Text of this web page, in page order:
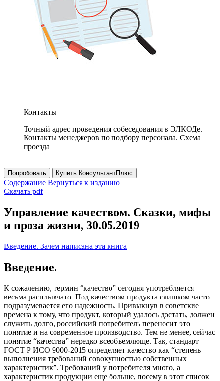
Контакты
Точный адрес проведения собеседования в ЭЛКОДе.
Контакты менеджеров по подбору персонала. Схема
проезда
Попробовать Купить КонсультантПлюс
Содержание Вернуться к изданию
Скачать pdf
Управление качеством. Сказки, мифы
и проза жизни, 30.05.2019
Введение. Зачем написана эта книга
Введение.
К сожалению, термин “качество” сегодня употребляется
весьма расплывчато. Под качеством продукта слишком часто
подразумевается его надежность. Привыкнув в советские
времена к тому, что продукт, который удалось достать, должен
служить долго, российский потребитель переносит это
понятие и на современное производство. Тем не менее, сейчас
понятие “качества” нередко всеобъемлюще. Так, стандарт
ГОСТ Р ИСО 9000-2015 определяет качество как “степень
выполнения требований совокупностью собственных
характеристик”. Требований у потребителя много, а
характеристик продукции еще больше, посему в этот список